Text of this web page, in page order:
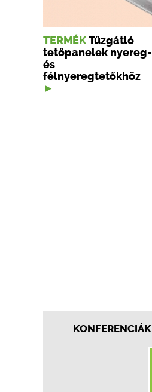
TERMÉK Tűzgátló
tetőpanelek nyereg-
és
félnyeregtetőkhöz
KONFERENCIÁK